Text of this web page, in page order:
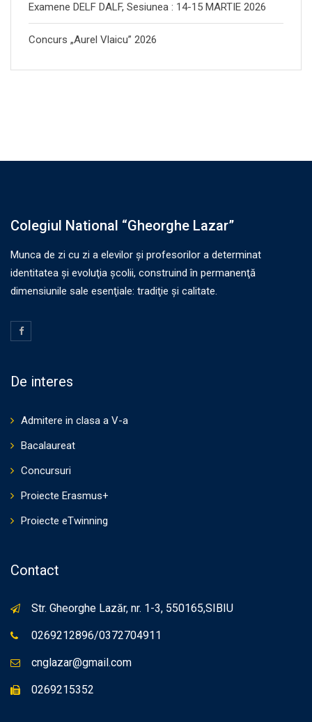
Examene DELF DALF, Sesiunea : 14-15 MARTIE 2026
Concurs „Aurel Vlaicu” 2026
Colegiul National “Gheorghe Lazar”
Munca de zi cu zi a elevilor şi profesorilor a determinat
identitatea şi evoluţia şcolii, construind în permanenţă
dimensiunile sale esenţiale: tradiţie şi calitate.
De interes
Admitere in clasa a V-a
Bacalaureat
Concursuri
Proiecte Erasmus+
Proiecte eTwinning
Contact
Str. Gheorghe Lazăr, nr. 1-3, 550165,SIBIU
0269212896/0372704911
cnglazar@gmail.com
0269215352